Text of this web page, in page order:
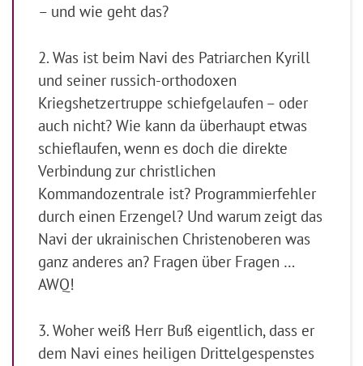
– und wie geht das?
2. Was ist beim Navi des Patriarchen Kyrill
und seiner russich-orthodoxen
Kriegshetzertruppe schiefgelaufen – oder
auch nicht? Wie kann da überhaupt etwas
schieflaufen, wenn es doch die direkte
Verbindung zur christlichen
Kommandozentrale ist? Programmierfehler
durch einen Erzengel? Und warum zeigt das
Navi der ukrainischen Christenoberen was
ganz anderes an? Fragen über Fragen …
AWQ!
3. Woher weiß Herr Buß eigentlich, dass er
dem Navi eines heiligen Drittelgespenstes